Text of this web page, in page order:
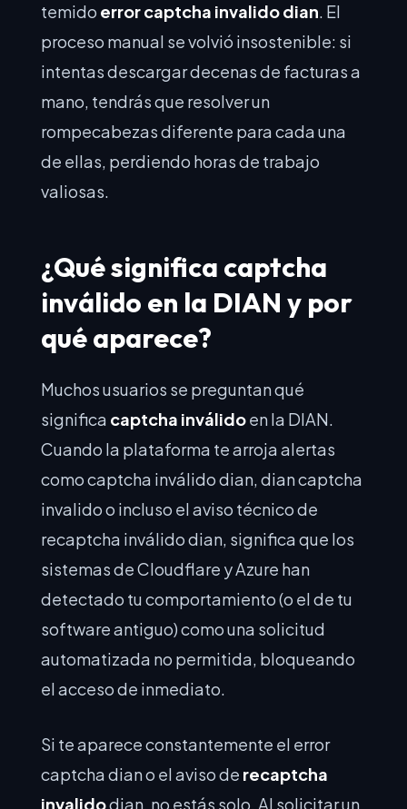
temido error captcha invalido dian. El
proceso manual se volvió insostenible: si
intentas descargar decenas de facturas a
mano, tendrás que resolver un
rompecabezas diferente para cada una
de ellas, perdiendo horas de trabajo
valiosas.
¿Qué significa captcha
inválido en la DIAN y por
qué aparece?
Muchos usuarios se preguntan qué
significa captcha inválidoen la DIAN.
Cuando la plataforma te arroja alertas
como captcha inválido dian, dian captcha
invalido o incluso el aviso técnico de
recaptcha inválido dian, significa que los
sistemas de Cloudflare y Azure han
detectado tu comportamiento (o el de tu
software antiguo) como una solicitud
automatizada no permitida, bloqueando
el acceso de inmediato.
Si te aparece constantemente el error
captcha dian o el aviso de recaptcha
invalidodian, no estás solo. Al solicitar un